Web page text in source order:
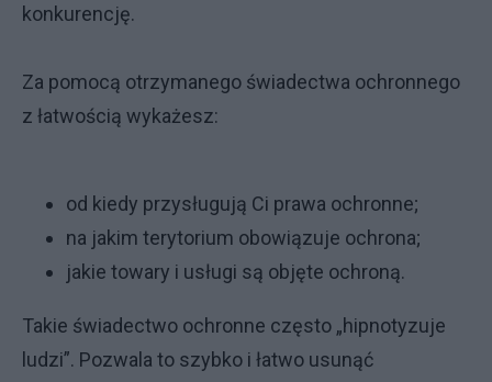
konkurencję.
Za pomocą otrzymanego świadectwa ochronnego
z łatwością wykażesz:
od kiedy przysługują Ci prawa ochronne;
na jakim terytorium obowiązuje ochrona;
jakie towary i usługi są objęte ochroną.
Takie świadectwo ochronne często „hipnotyzuje
ludzi”. Pozwala to szybko i łatwo usunąć